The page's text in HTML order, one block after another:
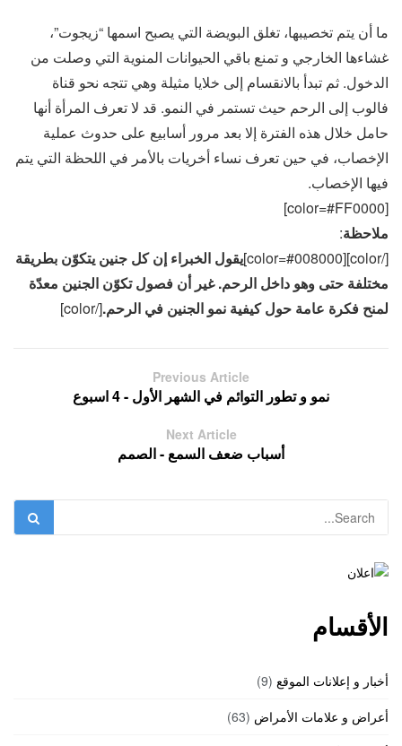
ما أن يتم تخصيبها، تغلق البويضة التي يصبح اسمها “زيجوت”،
غشاءها الخارجي و تمنع باقي الحيوانات المنوية التي وصلت من
الدخول. ثم تبدأ بالانقسام إلى خلايا مثيلة وهي تتجه نحو قناة
فالوب إلى الرحم حيث تستمر في النمو. قد لا تعرف المرأة أنها
حامل خلال هذه الفترة إلا بعد مرور أسابيع على حدوث عملية
الإخصاب، في حين تعرف نساء أخريات بالأمر في اللحظة التي يتم
فيها الإخصاب.
[color=#FF0000]
ملاحظة:
[/color][color=#008000]
يقول الخبراء إن كل جنين يتكوّن بطريقة
مختلفة حتى وهو داخل الرحم. غير أن فصول تكوّن الجنين معدّة
لمنح فكرة عامة حول كيفية نمو الجنين في الرحم.[/color]
Previous Article
نمو و تطور التوائم في الشهر الأول - 4 اسبوع
Next Article
أسباب ضعف السمع - الصمم
الأقسام
أخبار و إعلانات الموقع (9)
أعراض و علامات الأمراض (63)